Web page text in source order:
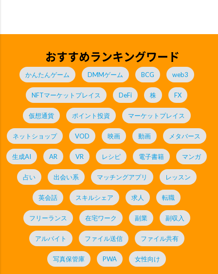
おすすめランキングワード
かんたんゲーム DMMゲーム BCG web3
NFTマーケットプレイス DeFi 株 FX
仮想通貨 ポイント投資 マーケットプレイス
ネットショップ VOD 映画 動画 メタバース
生成AI AR VR レシピ 電子書籍 マンガ
占い 出会い系 マッチングアプリ レッスン
英会話 スキルシェア 求人 転職
フリーランス 在宅ワーク 副業 副収入
アルバイト ファイル送信 ファイル共有
写真保管庫 PWA 女性向け